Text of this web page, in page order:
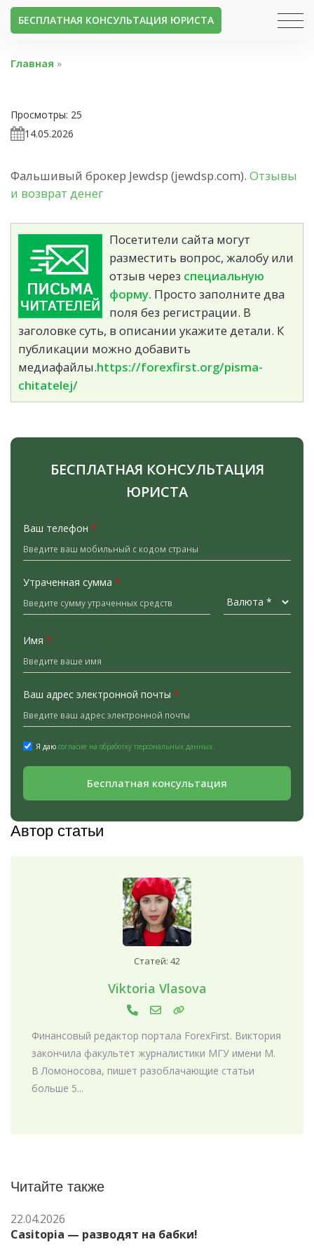
БЕСПЛАТНАЯ КОНСУЛЬТАЦИЯ ЮРИСТА
Главная »
Просмотры: 25
14.05.2026
Фальшивый брокер Jewdsp (jewdsp.com). Отзывы
и возврат денег
Посетители сайта могут
разместить вопрос, жалобу или
отзыв через специальную
форму. Просто заполните два
поля без регистрации. В
заголовке суть, в описании укажите детали. К
публикации можно добавить
медиафайлы.https://forexfirst.org/pisma-
chitatelej/
БЕСПЛАТНАЯ КОНСУЛЬТАЦИЯ
ЮРИСТА
Ваш телефон *
Утраченная сумма *
Имя *
Ваш адрес электронной почты *
Я даю согласие на обработку персональных данных.
Бесплатная консультация
Автор статьи
Статей: 42
Viktoria Vlasova
Финансовый редактор портала ForexFirst. Виктория
закончила факультет журналистики МГУ имени М.
В Ломоносова, пишет разоблачающие статьи
больше 5...
Читайте также
22.04.2026
Casitopia — разводят на бабки!